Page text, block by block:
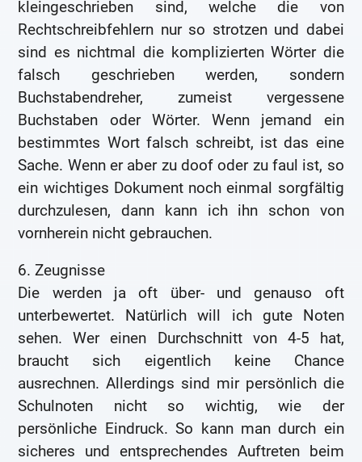
kleingeschrieben sind, welche die von
Rechtschreibfehlern nur so strotzen und dabei
sind es nichtmal die komplizierten Wörter die
falsch geschrieben werden, sondern
Buchstabendreher, zumeist vergessene
Buchstaben oder Wörter. Wenn jemand ein
bestimmtes Wort falsch schreibt, ist das eine
Sache. Wenn er aber zu doof oder zu faul ist, so
ein wichtiges Dokument noch einmal sorgfältig
durchzulesen, dann kann ich ihn schon von
vornherein nicht gebrauchen.
6. Zeugnisse
Die werden ja oft über- und genauso oft
unterbewertet. Natürlich will ich gute Noten
sehen. Wer einen Durchschnitt von 4-5 hat,
braucht sich eigentlich keine Chance
ausrechnen. Allerdings sind mir persönlich die
Schulnoten nicht so wichtig, wie der
persönliche Eindruck. So kann man durch ein
sicheres und entsprechendes Auftreten beim